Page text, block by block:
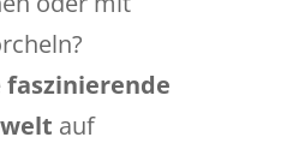
faszinierende
auf